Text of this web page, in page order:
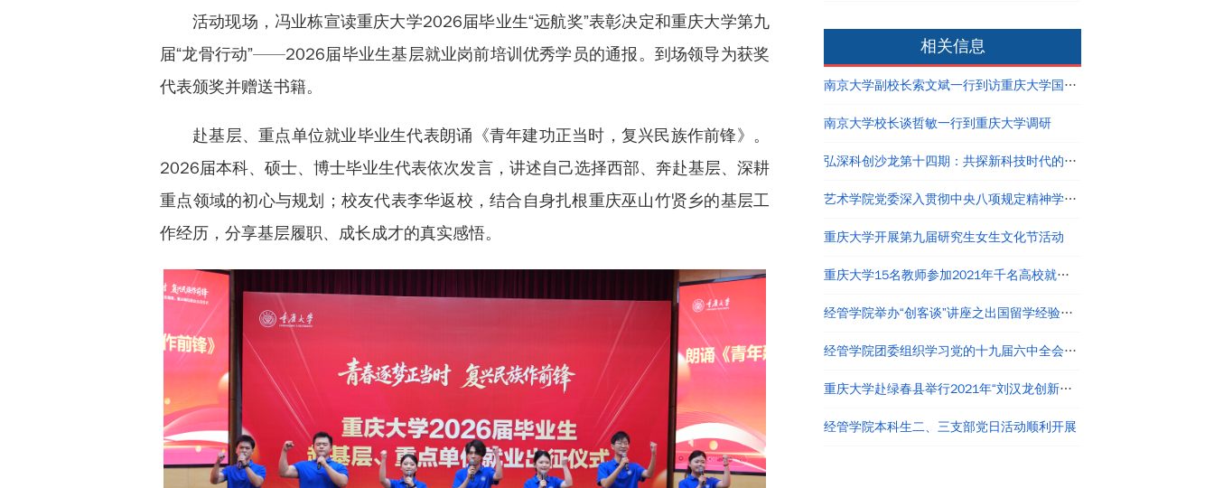
活动现场，冯业栋宣读重庆大学2026届毕业生“远航奖”表彰决定和重庆大学第九
届“龙骨行动”——2026届毕业生基层就业岗前培训优秀学员的通报。到场领导为获奖
代表颁奖并赠送书籍。
赴基层、重点单位就业毕业生代表朗诵《青年建功正当时，复兴民族作前锋》。
2026届本科、硕士、博士毕业生代表依次发言，讲述自己选择西部、奔赴基层、深耕
重点领域的初心与规划；校友代表李华返校，结合自身扎根重庆巫山竹贤乡的基层工
作经历，分享基层履职、成长成才的真实感悟。
相关信息
南京大学副校长索文斌一行到访重庆大学国家卓越工程师学院
南京大学校长谈哲敏一行到重庆大学调研
弘深科创沙龙第十四期：共探新科技时代的创新创业与职业发展
艺术学院党委深入贯彻中央八项规定精神学习教育读书班结业
重庆大学开展第九届研究生女生文化节活动
重庆大学15名教师参加2021年千名高校就业工作者专题培训
经管学院举办“创客谈”讲座之出国留学经验分享
经管学院团委组织学习党的十九届六中全会精神
重庆大学赴绿春县举行2021年“刘汉龙创新团队龙之梦”奖助学金颁发仪式
经管学院本科生二、三支部党日活动顺利开展